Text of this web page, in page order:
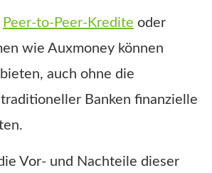
Peer-to-Peer-Kredite oder
wie Auxmoney können
auch ohne die
Banken finanzielle
Vor- und Nachteile dieser